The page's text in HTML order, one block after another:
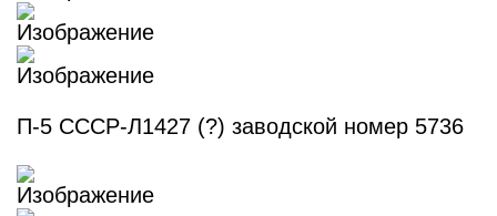
П-5 СССР-Л1427 (?) заводской номер 5736